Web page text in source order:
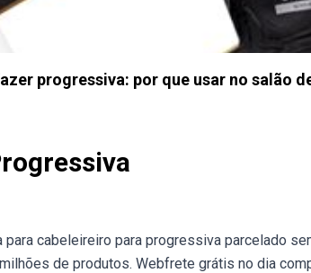
progressiva: por que usar no salão
cabeleireiro para progressiva parcelado
de produtos. Webfrete grátis no dia